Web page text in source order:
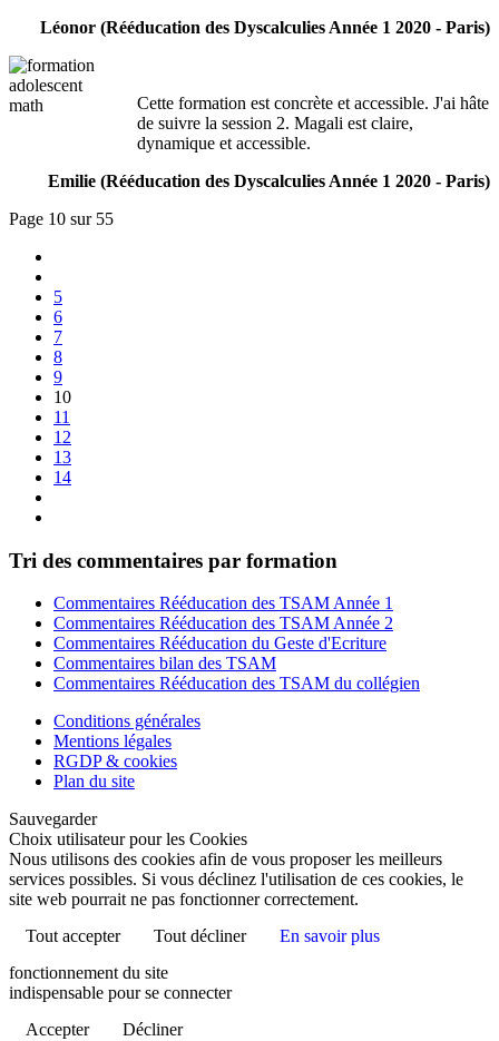
Léonor (Rééducation des Dyscalculies Année 1 2020 - Paris)
Cette formation est concrète et accessible. J'ai hâte
de suivre la session 2. Magali est claire,
dynamique et accessible.
Emilie (Rééducation des Dyscalculies Année 1 2020 - Paris)
Page 10 sur 55
5
6
7
8
9
10
11
12
13
14
Tri des commentaires par formation
Commentaires Rééducation des TSAM Année 1
Commentaires Rééducation des TSAM Année 2
Commentaires Rééducation du Geste d'Ecriture
Commentaires bilan des TSAM
Commentaires Rééducation des TSAM du collégien
Conditions générales
Mentions légales
RGDP & cookies
Plan du site
Sauvegarder
Choix utilisateur pour les Cookies
Nous utilisons des cookies afin de vous proposer les meilleurs
services possibles. Si vous déclinez l'utilisation de ces cookies, le
site web pourrait ne pas fonctionner correctement.
Tout accepter
Tout décliner
En savoir plus
fonctionnement du site
indispensable pour se connecter
Accepter
Décliner